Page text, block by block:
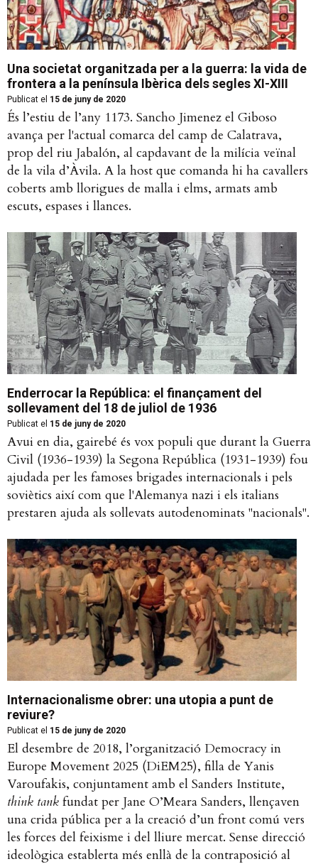
Una societat organitzada per a la guerra: la vida de
frontera a la península Ibèrica dels segles XI-XIII
Publicat el 15 de juny de 2020
És l’estiu de l’any 1173. Sancho Jimenez el Giboso
avança per l'actual comarca del camp de Calatrava,
prop del riu Jabalón, al capdavant de la milícia veïnal
de la vila d’Àvila. A la host que comanda hi ha cavallers
coberts amb llorigues de malla i elms, armats amb
escuts, espases i llances.
Enderrocar la República: el finançament del
sollevament del 18 de juliol de 1936
Publicat el 15 de juny de 2020
Avui en dia, gairebé és vox populi que durant la Guerra
Civil (1936-1939) la Segona República (1931-1939) fou
ajudada per les famoses brigades internacionals i pels
soviètics així com que l'Alemanya nazi i els italians
prestaren ajuda als sollevats autodenominats "nacionals".
Internacionalisme obrer: una utopia a punt de
reviure?
Publicat el 15 de juny de 2020
El desembre de 2018, l’organització Democracy in
Europe Movement 2025 (DiEM25), filla de Yanis
Varoufakis, conjuntament amb el Sanders Institute,
think tank fundat per Jane O’Meara Sanders, llençaven
una crida pública per a la creació d’un front comú vers
les forces del feixisme i del lliure mercat. Sense direcció
ideològica establerta més enllà de la contraposició al